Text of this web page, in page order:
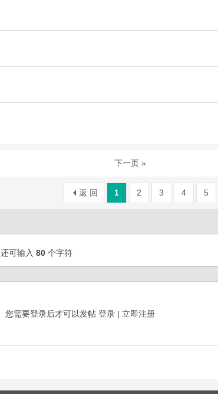
下一页 »
1 2 3 4 5
返 回
还可输入 80 个字符
您需要登录后才可以发帖 登录 | 立即注册